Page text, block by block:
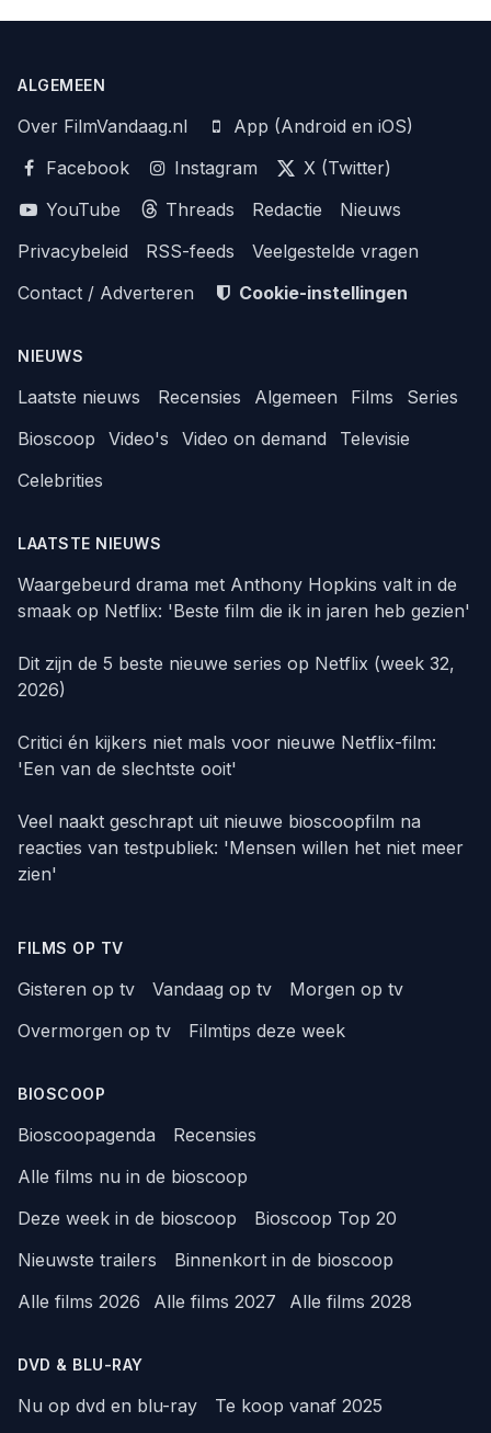
ALGEMEEN
Over FilmVandaag.nl
App (Android en iOS)
Facebook
Instagram
X (Twitter)
YouTube
Threads Redactie
Nieuws
Privacybeleid
RSS-feeds
Veelgestelde vragen
Contact / Adverteren
Cookie-instellingen
NIEUWS
Laatste nieuws Recensies Algemeen Films
Series
Bioscoop
Video's Video on demand
Televisie
Celebrities
LAATSTE NIEUWS
Waargebeurd drama met Anthony Hopkins valt in de
smaak op Netflix: 'Beste film die ik in jaren heb gezien'
Dit zijn de 5 beste nieuwe series op Netflix (week 32,
2026)
Critici én kijkers niet mals voor nieuwe Netflix-film:
'Een van de slechtste ooit'
Veel naakt geschrapt uit nieuwe bioscoopfilm na
reacties van testpubliek: 'Mensen willen het niet meer
zien'
FILMS OP TV
Gisteren op tv Vandaag op tv
Morgen op tv
Overmorgen op tv
Filmtips deze week
BIOSCOOP
Bioscoopagenda
Recensies
Alle films nu in de bioscoop
Deze week in de bioscoop
Bioscoop Top 20
Nieuwste trailers
Binnenkort in de bioscoop
Alle films 2026
Alle films 2027 Alle films 2028
DVD & BLU-RAY
Nu op dvd en blu-ray
Te koop vanaf 2025